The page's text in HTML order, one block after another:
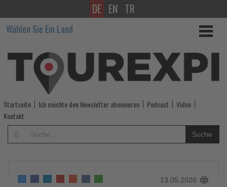
rtk,
Reiseland
und
TVG
starten
europaweite
Türkei-
DE EN TR
Wählen Sie Ein Land
Startseite Ich möchte den Newsletter abonnieren Podcast
Video
Kontakt
Suche
13.05.2026